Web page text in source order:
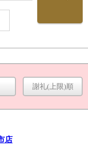
検索
謝礼(上限)順
店